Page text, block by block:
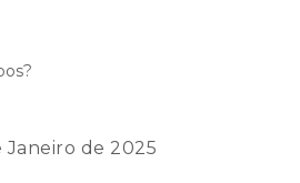
Janeiro de 2025